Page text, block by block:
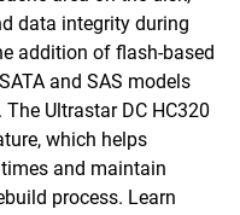
data integrity during
addition of flash-based
and SAS models
Ultrastar DC HC320
which helps
and maintain
process. Learn